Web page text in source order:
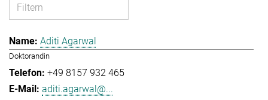
Aditi Agarwal
Doktorandin
+49 8157 932 465
aditi.agarwal@...